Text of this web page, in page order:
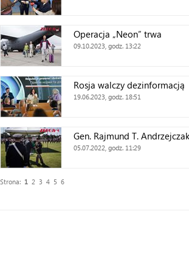
Operacja „Neon” trwa
09.10.2023, godz. 13:22
Rosja walczy dezinformacją
19.06.2023, godz. 18:51
Gen. Rajmund T.
05.07.2022, godz. 11:29
Strona: 1 2 3 4 5 6